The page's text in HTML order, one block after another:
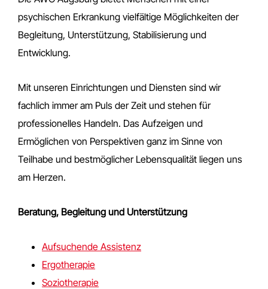
psychischen Erkrankung vielfältige Möglichkeiten der
Begleitung, Unterstützung, Stabilisierung und
Entwicklung.
Mit unseren Einrichtungen und Diensten sind wir
fachlich immer am Puls der Zeit und stehen für
professionelles Handeln. Das Aufzeigen und
Ermöglichen von Perspektiven ganz im Sinne von
Teilhabe und bestmöglicher Lebensqualität liegen uns
am Herzen.
Beratung, Begleitung und Unterstützung
Aufsuchende Assistenz
Ergotherapie
Soziotherapie